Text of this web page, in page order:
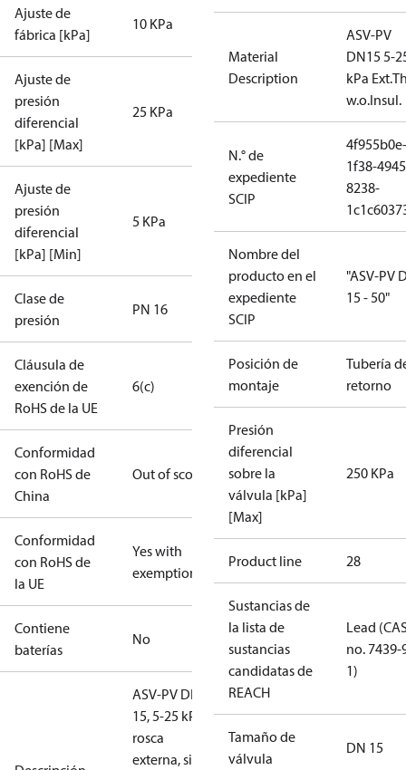
Ajuste de
fábrica [kPa]
10 KPa
Ajuste de
presión
diferencial
[kPa] [Max]
25 KPa
Ajuste de
presión
diferencial
[kPa] [Min]
5 KPa
Clase de
presión
PN 16
Cláusula de
exención de
RoHS de la UE
6(c)
Conformidad
con RoHS de
China
Out of scope
Conformidad
con RoHS de
la UE
Yes with
exemptions
Contiene
baterías
No
ASV-PV DN
15, 5-25 kPa,
rosca
externa, sin
Material
Description
ASV-PV
DN15 5-
kPa
w.o.Insul.
N.° de
expediente
SCIP
4f955b0e-
1f38-
8238-
Nombre del
producto en el
expediente
SCIP
"ASV-PV
15 - 50"
Posición de
montaje
Tubería
retorno
Presión
diferencial
sobre la
válvula [kPa]
[Max]
250 KPa
Product line 28
Sustancias de
la lista de
sustancias
candidatas de
REACH
Lead
no. 7439-
1)
Tamaño de
válvula
DN 15